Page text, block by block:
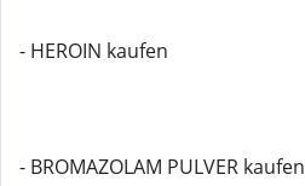
- HEROIN kaufen
- BROMAZOLAM PULVER kaufen